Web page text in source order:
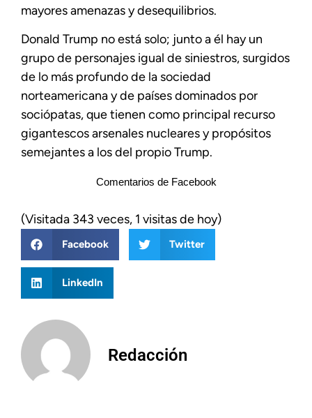
mayores amenazas y desequilibrios.
Donald Trump no está solo; junto a él hay un
grupo de personajes igual de siniestros, surgidos
de lo más profundo de la sociedad
norteamericana y de países dominados por
sociópatas, que tienen como principal recurso
gigantescos arsenales nucleares y propósitos
semejantes a los del propio Trump.
Comentarios de Facebook
(Visitada 343 veces, 1 visitas de hoy)
Facebook Twitter
LinkedIn
Redacción